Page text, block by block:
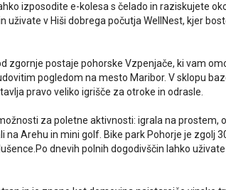
izposodite e-kolesa s čelado in raziskujete
uživate v Hiši dobrega počutja WellNest, kjer
zgornje postaje pohorske Vzpenjače, ki vam
pogledom na mesto Maribor. V sklopu
pravo veliko igrišče za otroke in odrasle.
za poletne aktivnosti: igrala na prostem,
na Arehu in mini golf. Bike park Pohorje je zgolj
dnevih polnih dogodivščin lahko